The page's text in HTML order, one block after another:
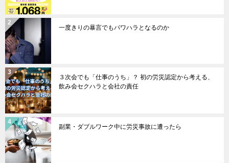
一度きりの暴言でもパワハラとなるのか
３次会でも「仕事のうち」？ 初の労災認定から考える、
飲み会セクハラと会社の責任
副業・ダブルワーク中に労災事故に遭ったら